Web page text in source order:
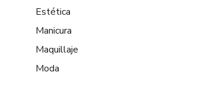
Estética
Manicura
Maquillaje
Moda